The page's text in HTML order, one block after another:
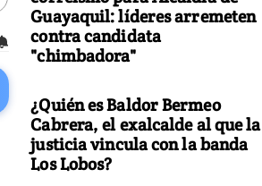
Guayaquil: líderes arremeten
contra candidata
"chimbadora"
¿Quién es Baldor Bermeo
Cabrera, el exalcalde al que la
justicia vincula con la banda
Los Lobos?